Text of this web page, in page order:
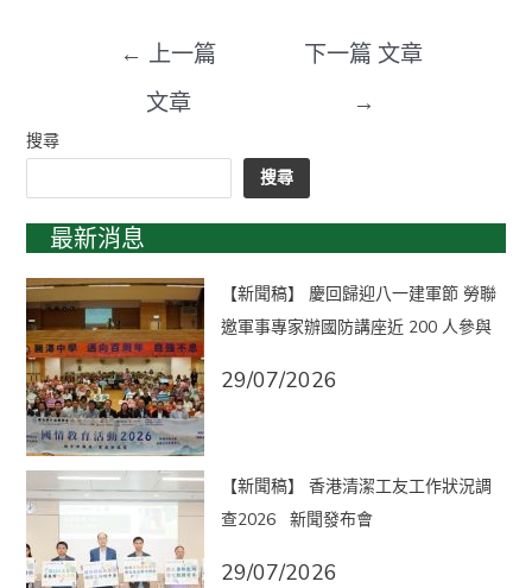
← 上一篇
文章
下一篇 文章
→
搜尋
搜尋
最新消息
【新聞稿】 慶回歸迎八一建軍節 勞聯
邀軍事專家辦國防講座近 200 人參與
29/07/2026
【新聞稿】 香港清潔工友工作狀況調
查2026 新聞發布會
29/07/2026